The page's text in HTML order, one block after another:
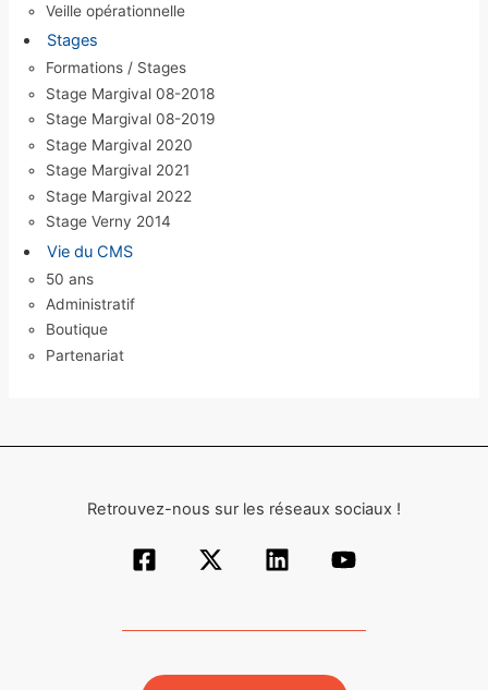
Veille opérationnelle
Stages
Formations / Stages
Stage Margival 08-2018
Stage Margival 08-2019
Stage Margival 2020
Stage Margival 2021
Stage Margival 2022
Stage Verny 2014
Vie du CMS
50 ans
Administratif
Boutique
Partenariat
Retrouvez-nous sur les réseaux sociaux !